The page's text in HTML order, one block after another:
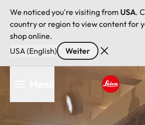
We noticed you're visiting from USA.
country or region to view content for
shop online.
USA (English)
Weiter
Leica logo -